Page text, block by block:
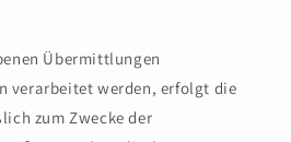
Übermittlungen
verarbeitet werden, erfolgt die
zum Zwecke der